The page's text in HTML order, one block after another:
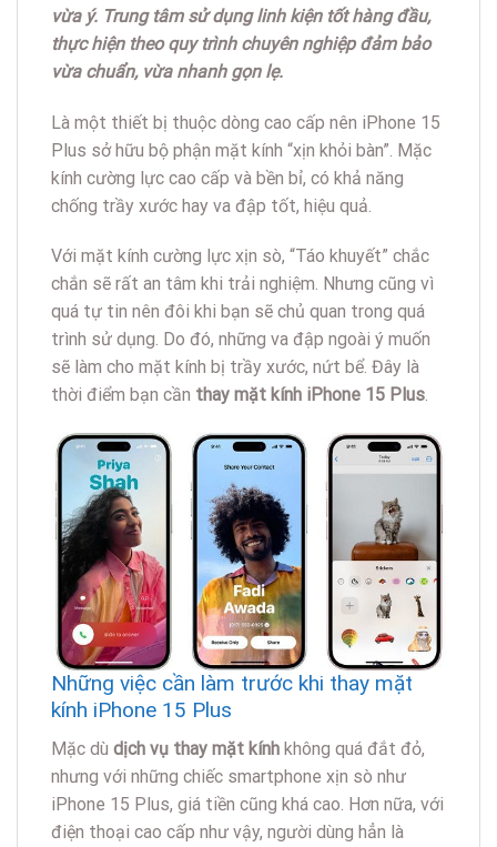
vừa ý. Trung tâm sử dụng linh kiện tốt hàng đầu,
thực hiện theo quy trình chuyên nghiệp đảm bảo
vừa chuẩn, vừa nhanh gọn lẹ.
Là một thiết bị thuộc dòng cao cấp nên iPhone 15
Plus sở hữu bộ phận mặt kính “xịn khỏi bàn”. Mặc
kính cường lực cao cấp và bền bỉ, có khả năng
chống trầy xước hay va đập tốt, hiệu quả.
Với mặt kính cường lực xịn sò, “Táo khuyết” chắc
chắn sẽ rất an tâm khi trải nghiệm. Nhưng cũng vì
quá tự tin nên đôi khi bạn sẽ chủ quan trong quá
trình sử dụng. Do đó, những va đập ngoài ý muốn
sẽ làm cho mặt kính bị trầy xước, nứt bể. Đây là
thời điểm bạn cần thay mặt kính iPhone 15 Plus.
Những việc cần làm trước khi thay mặt
kính iPhone 15 Plus
Mặc dù dịch vụ thay mặt kính không quá đắt đỏ,
nhưng với những chiếc smartphone xịn sò như
iPhone 15 Plus, giá tiền cũng khá cao. Hơn nữa, với
điện thoại cao cấp như vậy, người dùng hẳn là